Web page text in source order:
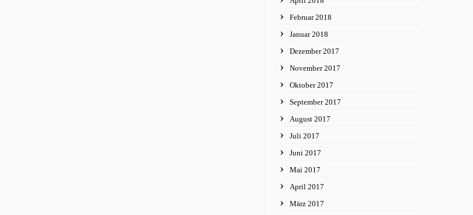
Februar 2018
Januar 2018
Dezember 2017
November 2017
Oktober 2017
September 2017
August 2017
Juli 2017
Juni 2017
Mai 2017
April 2017
März 2017